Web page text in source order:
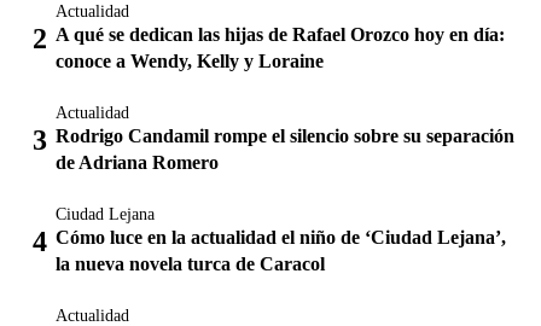
Actualidad
A qué se dedican las hijas de Rafael Orozco hoy en día:
conoce a Wendy, Kelly y Loraine
Actualidad
Rodrigo Candamil rompe el silencio sobre su separación
de Adriana Romero
Ciudad Lejana
Cómo luce en la actualidad el niño de ‘Ciudad Lejana’,
la nueva novela turca de Caracol
Actualidad